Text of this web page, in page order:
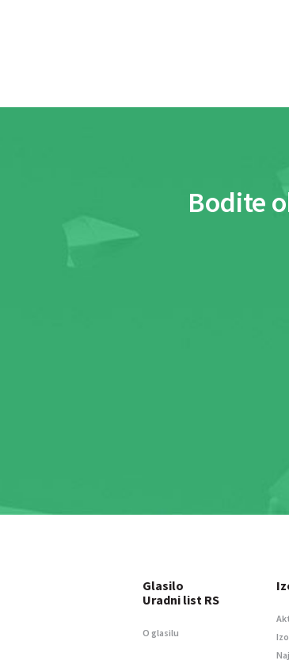
Bodite
Glasilo
Uradni list RS
O glasilu